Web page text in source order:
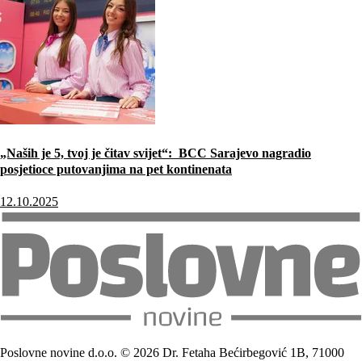
„Naših je 5, tvoj je čitav svijet“: BCC Sarajevo nagradio
posjetioce putovanjima na pet kontinenata
12.10.2025
Poslovne novine d.o.o. © 2026 Dr. Fetaha Bećirbegović 1B, 71000